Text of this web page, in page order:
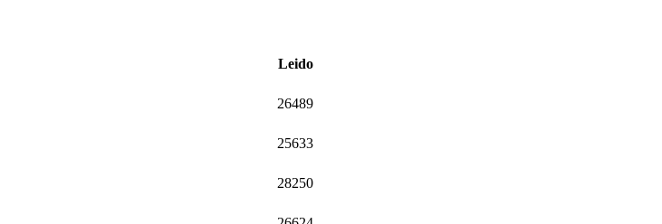
Leido
26489
25633
28250